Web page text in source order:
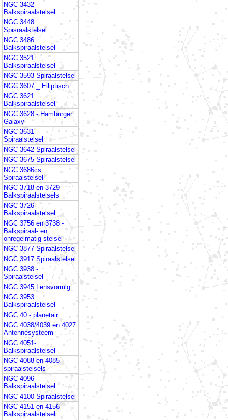
NGC 3432
Balkspiraalstelsel
NGC 3448
Spisraalstelsel
NGC 3486
Balkspiraalstelsel
NGC 3521
Balkspiraalstelsel
NGC 3593 Spiraalstelsel
NGC 3607 _ Elliptisch
NGC 3621
Balkspiraalstelsel
NGC 3628 - Hamburger
Galaxy
NGC 3631 -
Spiraalstelsel
NGC 3642 Spiraalstelsel
NGC 3675 Spiraalstelsel
NGC 3686cs
Spiraalstelsel
NGC 3718 en 3729
Balkspiraalstelsels
NGC 3726 -
Balkspiraalstelsel
NGC 3756 en 3738 -
Balkspiraal- en
onregelmatig stelsel
NGC 3877 Spiraalstelsel
NGC 3917 Spiraalstelsel
NGC 3938 -
Spiraalstelsel
NGC 3945 Lensvormig
NGC 3953
Balkspiraalstelsel
NGC 40 - planetair
NGC 4038/4039 en 4027
Antennesysteem
NGC 4051-
Balkspiraalstelsel
NGC 4088 en 4085
spiraalstelsels
NGC 4096
Balkspiraalstelsel
NGC 4100 Spiraalstelsel
NGC 4151 en 4156
Balkspiraalstelsel